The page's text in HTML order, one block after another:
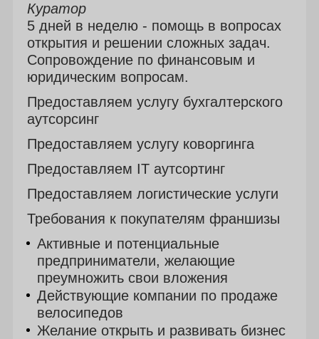
Куратор
5 дней в неделю - помощь в вопросах
открытия и решении сложных задач.
Сопровождение по финансовым и
юридическим вопросам.
Предоставляем услугу бухгалтерского
аутсорсинг
Предоставляем услугу коворгинга
Предоставляем IT аутсортинг
Предоставляем логистические услуги
Требования к покупателям франшизы
Активные и потенциальные
предприниматели, желающие
преумножить свои вложения
Действующие компании по продаже
велосипедов
Желание открыть и развивать бизнес